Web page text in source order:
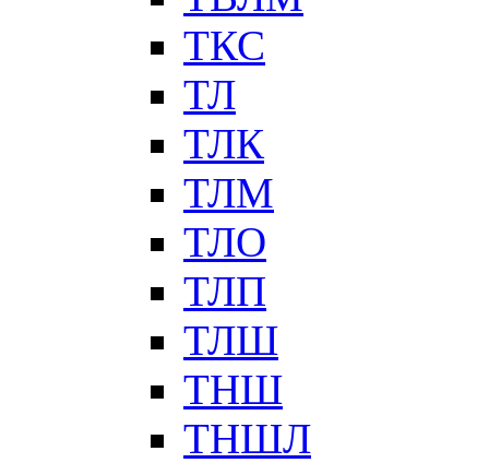
ТКС
ТЛ
ТЛК
ТЛМ
ТЛО
ТЛП
ТЛШ
ТНШ
ТНШЛ